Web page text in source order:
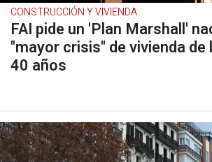
CONSTRUCCIÓN Y VIVIENDA
FAI pide un 'Plan Marshall'
"mayor crisis" de vivienda
40 años